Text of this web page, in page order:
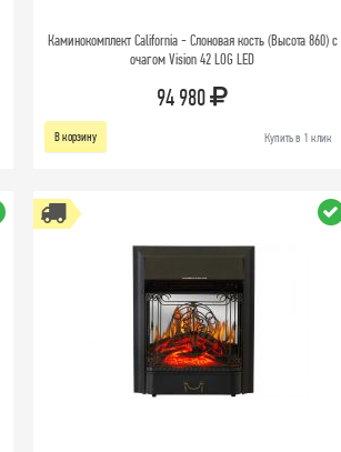
Каминокомплект California - Слоновая кость (Высота 860) с
очагом Vision 42 LOG LED
94 980
В корзину Купить в 1 клик